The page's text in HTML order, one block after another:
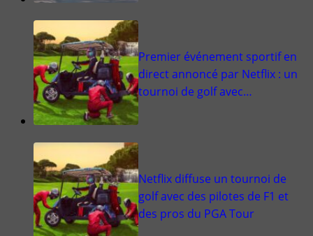
Premier événement sportif en
direct annoncé par Netflix : un
tournoi de golf avec…
Netflix diffuse un tournoi de
golf avec des pilotes de F1 et
des pros du PGA Tour